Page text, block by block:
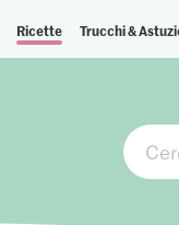
Ricette Trucchi &